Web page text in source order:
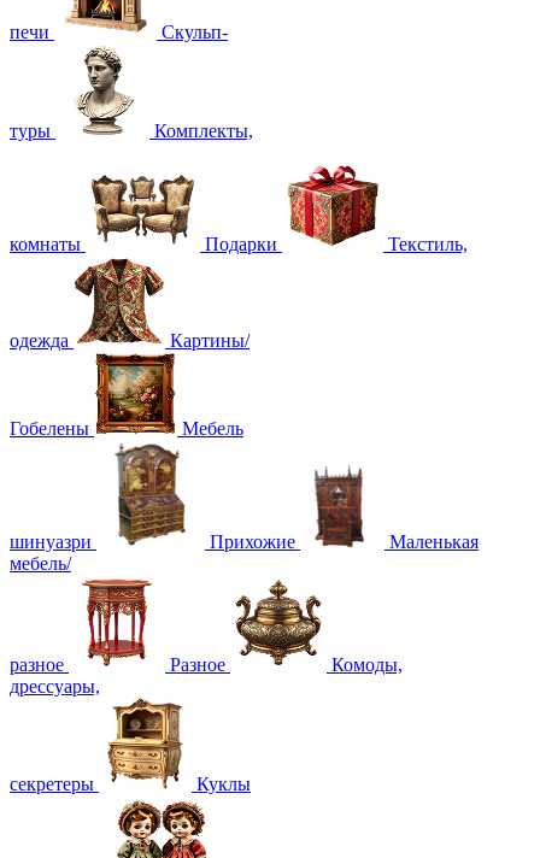
печи Скульп-
туры Комплекты,
комнаты Подарки Текстиль,
одежда Картины/
Гобелены Мебель
шинуазри Прихожие
Маленькая
мебель/
разное Разное
Комоды,
дрессуары,
секретеры Куклы